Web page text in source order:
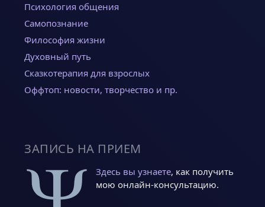
Психология общения
Самопознание
Философия жизни
Духовный путь
Сказкотерапия для взрослых
Оффтоп: новости, творчество и пр.
ЗАПИСЬ НА ПРИЕМ
Здесь вы узнаете, как получить
мою онлайн-консультацию.